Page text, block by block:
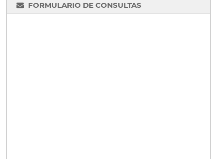
FORMULARIO DE CONSULTAS